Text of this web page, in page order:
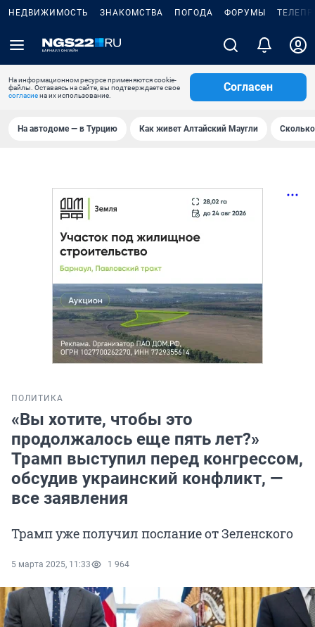
НЕДВИЖИМОСТЬ ЗНАКОМСТВА ПОГОДА ФОРУМЫ
На информационном ресурсе применяются cookie-
файлы. Оставаясь на сайте, вы подтверждаете свое
согласиена их использование.
Согласен
На автодоме — в Турцию Как живет Алтайский Маугли
ПОЛИТИКА
«Вы хотите, чтобы это
продолжалось еще пять лет?»
Трамп выступил перед конгрессом,
обсудив украинский конфликт, —
все заявления
Трамп уже получил послание от Зеленского
5 марта 2025, 11:33 1 964